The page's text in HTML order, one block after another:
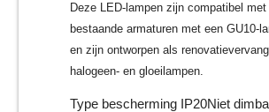
Deze LED-lampen zijn compatibel
bestaande armaturen met een GU10-
en zijn ontworpen als
halogeen- en gloeilampen.
Type bescherming IP20Niet